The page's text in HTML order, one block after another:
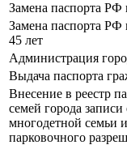
Замена паспорта РФ
Замена паспорта РФ
45 лет
Администрация
Выдача паспорта
Внесение в реестр
семей города
многодетной семьи
парковочного